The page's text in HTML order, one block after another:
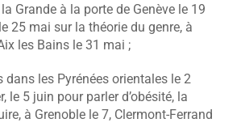
Grande à la porte de Genève le 19
25 mai sur la théorie du genre, à
les Bains le 31 mai ;
dans les Pyrénées orientales le 2
le 5 juin pour parler d’obésité, la
à Grenoble le 7, Clermont-Ferrand